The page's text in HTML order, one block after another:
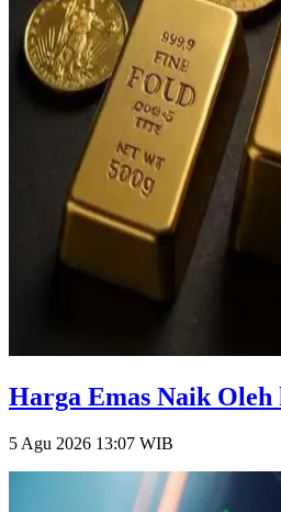
Harga Emas Naik Oleh
5 Agu 2026 13:07 WIB